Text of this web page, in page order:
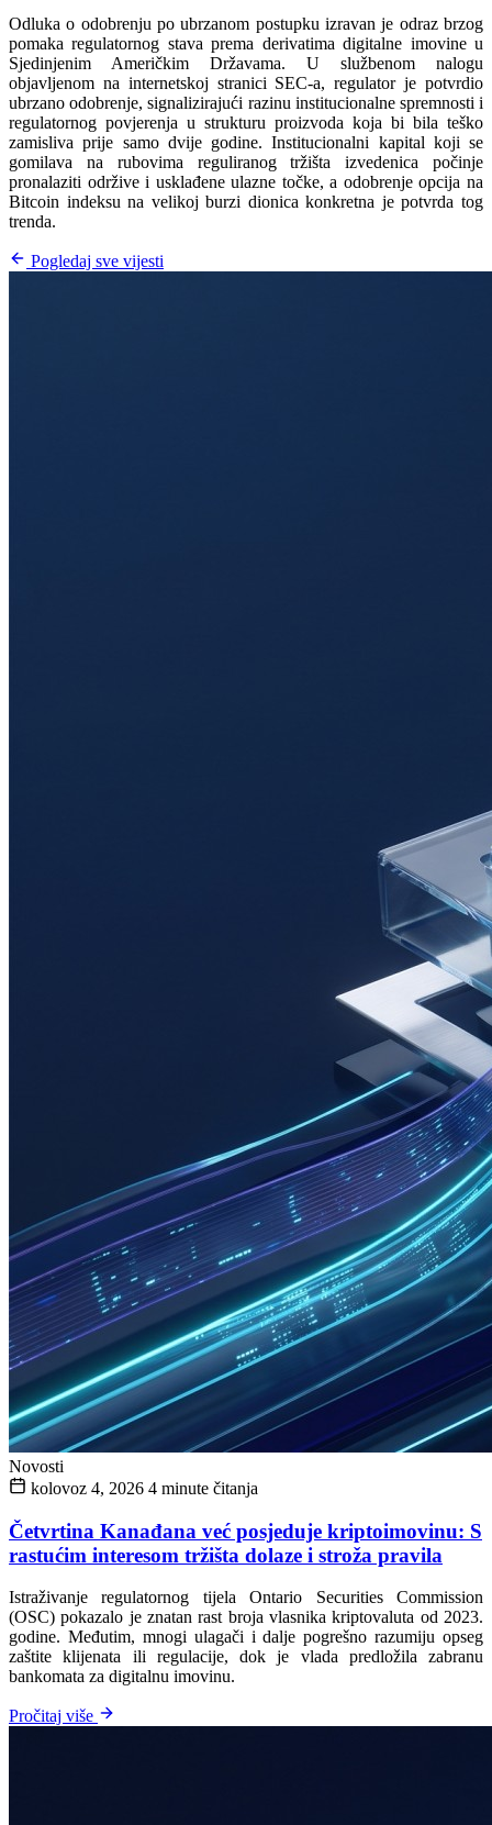
Odluka o odobrenju po ubrzanom postupku izravan je odraz brzog
pomaka regulatornog stava prema derivatima digitalne imovine u
Sjedinjenim Američkim Državama. U službenom nalogu
objavljenom na internetskoj stranici SEC-a, regulator je potvrdio
ubrzano odobrenje, signalizirajući razinu institucionalne spremnosti i
regulatornog povjerenja u strukturu proizvoda koja bi bila teško
zamisliva prije samo dvije godine. Institucionalni kapital koji se
gomilava na rubovima reguliranog tržišta izvedenica počinje
pronalaziti održive i usklađene ulazne točke, a odobrenje opcija na
Bitcoin indeksu na velikoj burzi dionica konkretna je potvrda tog
trenda.
Pogledaj sve vijesti
Novosti
kolovoz 4, 2026 4 minute čitanja
Četvrtina Kanađana već posjeduje kriptoimovinu: S
rastućim interesom tržišta dolaze i stroža pravila
Istraživanje regulatornog tijela Ontario Securities Commission
(OSC) pokazalo je znatan rast broja vlasnika kriptovaluta od 2023.
godine. Međutim, mnogi ulagači i dalje pogrešno razumiju opseg
zaštite klijenata ili regulacije, dok je vlada predložila zabranu
bankomata za digitalnu imovinu.
Pročitaj više